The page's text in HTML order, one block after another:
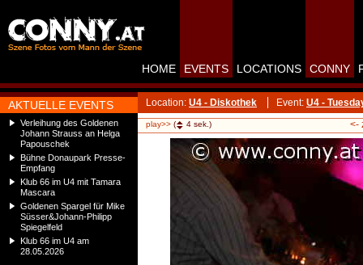
AKTUELLE EVENTS
Verleihung des Goldenen
Johann Strauss an Helga
Papouschek
Bühne Donaupark Presse-
Empfang
Klub 66 im U4 mit Tamara
Mascara
Goldenen Spargel für Mike
Süsser&Johann-Philipp
Spiegelfeld
Klub 66 im U4 am
28.05.2026
HOME EVENTS LOCATIONS CONNY
Location: U4 - Diskothek Event: U4 -
play>> ( 4 sek.) <-